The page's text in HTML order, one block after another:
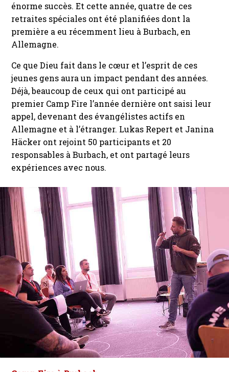
énorme succès. Et cette année, quatre de ces
retraites spéciales ont été planifiées dont la
première a eu récemment lieu à Burbach, en
Allemagne.
Ce que Dieu fait dans le cœur et l’esprit de ces
jeunes gens aura un impact pendant des années.
Déjà, beaucoup de ceux qui ont participé au
premier Camp Fire l’année dernière ont saisi leur
appel, devenant des évangélistes actifs en
Allemagne et à l’étranger. Lukas Repert et Janina
Häcker ont rejoint 50 participants et 20
responsables à Burbach, et ont partagé leurs
expériences avec nous.